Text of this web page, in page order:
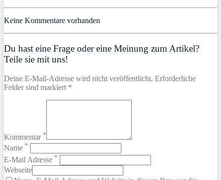
Keine Kommentare vorhanden
Du hast eine Frage oder eine Meinung zum Artikel?
Teile sie mit uns!
Deine E-Mail-Adresse wird nicht veröffentlicht. Erforderliche
Felder sind markiert *
Kommentar *
Name *
E-Mail Adresse *
Webseite